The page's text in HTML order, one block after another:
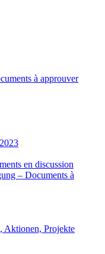
à approuver
en discussion
– Documents à
Aktionen, Projekte